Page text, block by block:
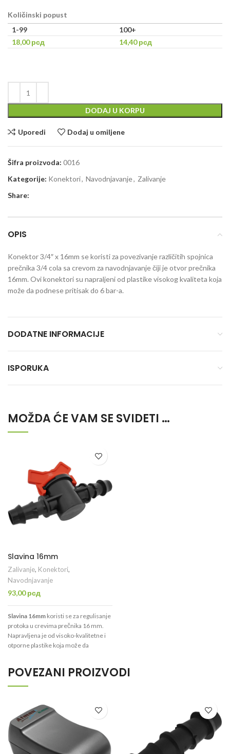
Količinski popust
1-99
100+
18,00рсд 14,40рсд
DODAJ U KORPU
Uporedi Dodaj u omiljene
Šifra proizvoda: 0016
Kategorije: Konektori, Navodnjavanje, Zalivanje
Share:
OPIS
Konektor 3/4″ x 16mm se koristi za povezivanje različitih spojnica
prečnika 3/4 cola sa crevom za navodnjavanje čiji je otvor prečnika
16mm. Ovi konektori su napraljeni od plastike visokog kvaliteta koja
može da podnese pritisak do 6 bar-a.
DODATNE INFORMACIJE
ISPORUKA
MOŽDA ĆE VAM SE SVIDETI …
Slavina 16mm
Zalivanje, Konektori,
Navodnjavanje
93,00рсд
Slavina 16mm koristi se za regulisanje
protoka u crevima prečnika 16 mm.
Napravljena je od visoko-kvalitetne i
otporne plastike koja može da
POVEZANI PROIZVODI